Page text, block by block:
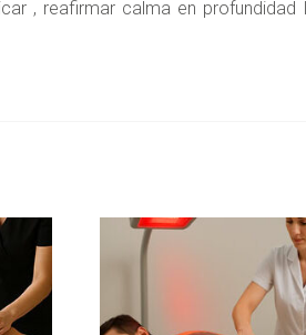
, reafirmar calma en profundidad